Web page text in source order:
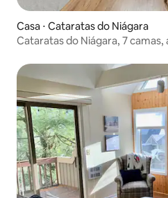
Casa ⋅ Cataratas do Niágara
Cataratas do Niágara, 7